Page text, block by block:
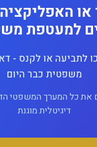
למעטפת
לתביעה או לקנס -
משפטית כבר היום
את כל המערך המשפטי
דיגיטלית מוגנת